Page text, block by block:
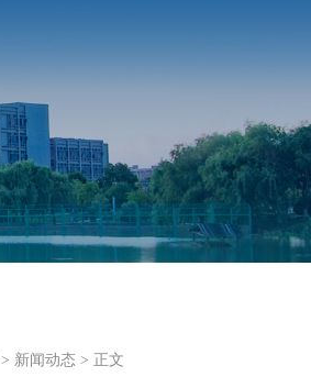
> 新闻动态 > 正文